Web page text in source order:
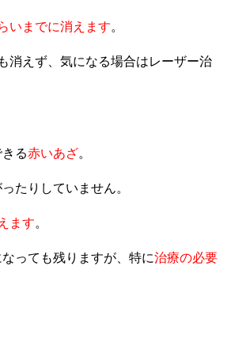
いまでに消えます。
消えず、気になる場合はレーザー治
る赤いあざ。
たりしていません。
ます。
っても残りますが、特に治療の必要